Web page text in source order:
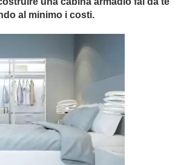
al minimo i costi.